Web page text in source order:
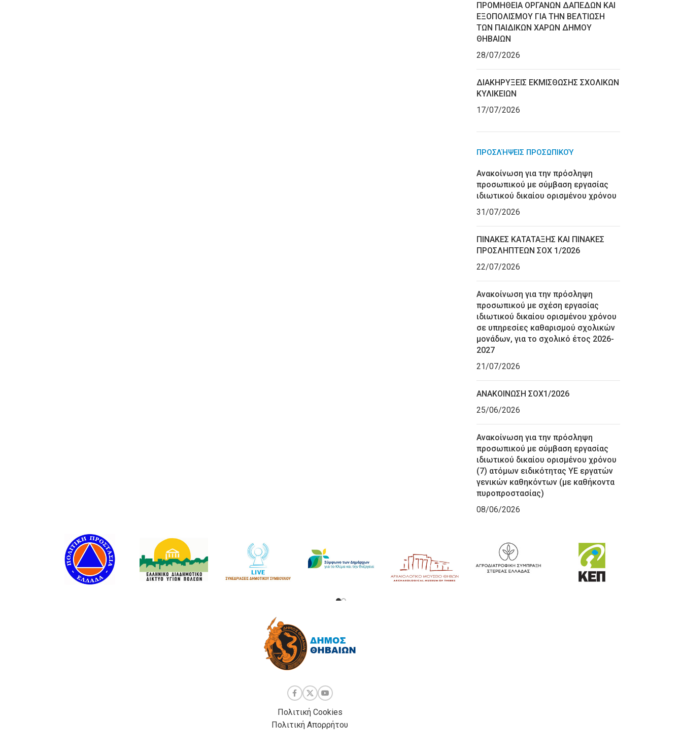
ΠΡΟΜΗΘΕΙΑ ΟΡΓΑΝΩΝ ΔΑΠΕΔΩΝ ΚΑΙ
ΕΞΟΠΟΛΙΣΜΟΥ ΓΙΑ ΤΗΝ ΒΕΛΤΙΩΣΗ
ΤΩΝ ΠΑΙΔΙΚΩΝ ΧΑΡΩΝ ΔΗΜΟΥ
ΘΗΒΑΙΩΝ
28/07/2026
ΔΙΑΚΗΡΥΞΕΙΣ ΕΚΜΙΣΘΩΣΗΣ ΣΧΟΛΙΚΩΝ
ΚΥΛΙΚΕΙΩΝ
17/07/2026
ΠΡΟΣΛΉΨΕΙΣ ΠΡΟΣΩΠΙΚΟΎ
Ανακοίνωση για την πρόσληψη
προσωπικού με σύμβαση εργασίας
ιδιωτικού δικαίου ορισμένου χρόνου
31/07/2026
ΠΙΝΑΚΕΣ ΚΑΤΑΤΑΞΗΣ ΚΑΙ ΠΙΝΑΚΕΣ
ΠΡΟΣΛΗΠΤΕΩΝ ΣΟΧ 1/2026
22/07/2026
Ανακοίνωση για την πρόσληψη
προσωπικού με σχέση εργασίας
ιδιωτικού δικαίου ορισμένου χρόνου
σε υπηρεσίες καθαρισμού σχολικών
μονάδων, για το σχολικό έτος 2026-
2027
21/07/2026
ΑΝΑΚΟΙΝΩΣΗ ΣΟΧ1/2026
25/06/2026
Ανακοίνωση για την πρόσληψη
προσωπικού με σύμβαση εργασίας
ιδιωτικού δικαίου ορισμένου χρόνου
(7) ατόμων ειδικότητας ΥΕ εργατών
γενικών καθηκόντων (με καθήκοντα
πυροπροστασίας)
08/06/2026
Πολιτική Cookies
Πολιτική Απορρήτου